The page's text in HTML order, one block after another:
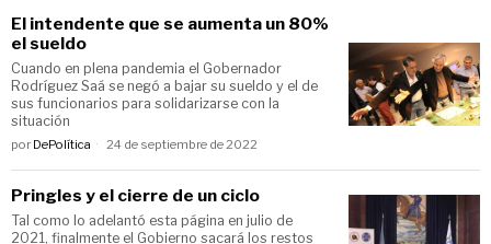
El intendente que se aumenta un 80%
el sueldo
Cuando en plena pandemia el Gobernador
Rodríguez Saá se negó a bajar su sueldo y el de
sus funcionarios para solidarizarse con la
situación
por DePolítica 24 de septiembre de 2022
Pringles y el cierre de un ciclo
Tal como lo adelantó esta página en julio de
2021, finalmente el Gobierno sacará los restos